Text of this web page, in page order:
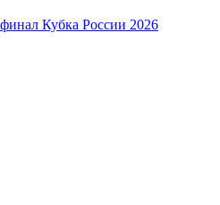
Кубка России 2026